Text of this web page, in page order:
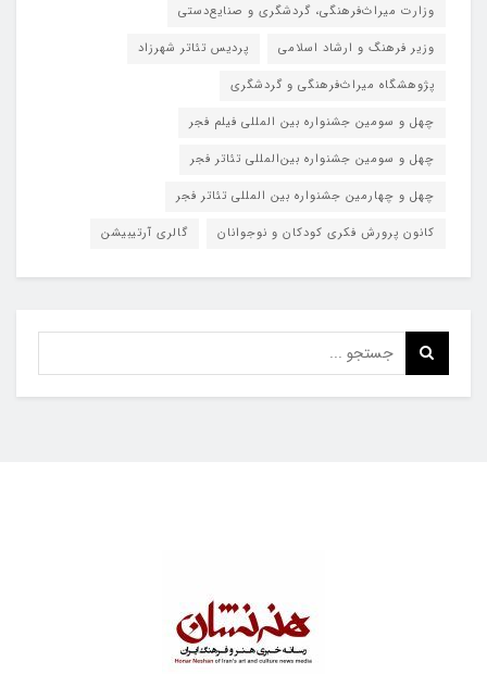
وزارت میراث‌فرهنگی، گردشگری و صنایع‌دستی
وزیر فرهنگ و ارشاد اسلامی
پردیس تئاتر شهرزاد
پژوهشگاه میراث‌فرهنگی و گردشگری
چهل و سومین جشنواره بین المللی فیلم فجر
چهل و سومین جشنواره بین‌المللی تئاتر فجر
چهل و چهارمین جشنواره بین المللی تئاتر فجر
کانون پرورش فکری کودکان و نوجوانان
گالری آرتیبیشن